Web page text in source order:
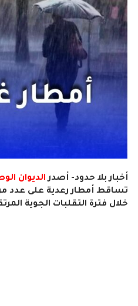
أخبار بلا حدود- أصدرالديوان
تساقط أمطار رعدية على عدد من
خلال فترة التقلبات الجوية